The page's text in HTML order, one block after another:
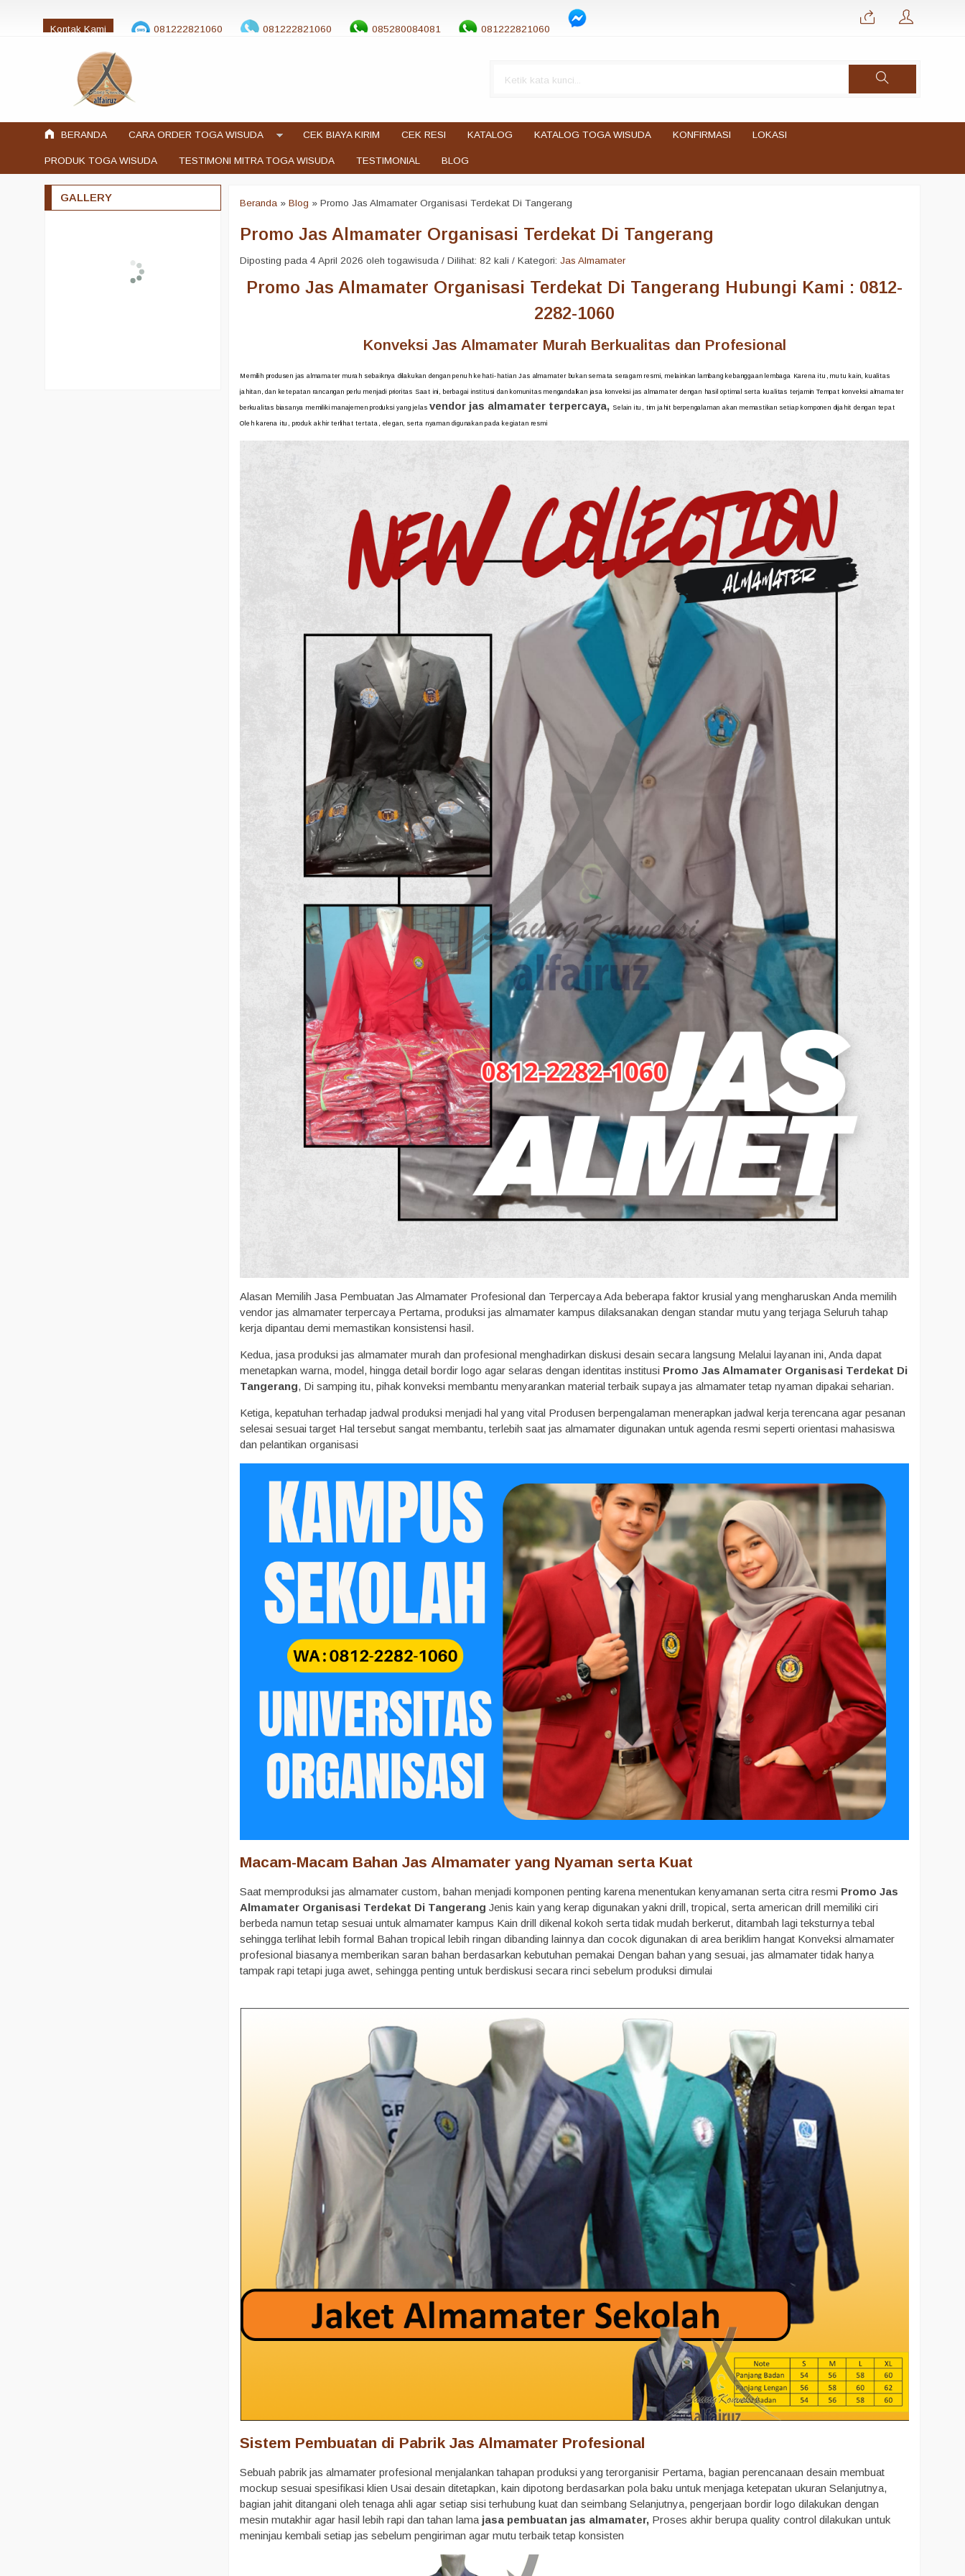
Kontak Kami 081222821060 081222821060 085280084081 081222821060
jualtogawisuda@gmail.com
BERANDA CARA ORDER TOGA WISUDA CEK BIAYA KIRIM CEK RESI KATALOG KATALOG TOGA WISUDA KONFIRMASI LOKASI
PRODUK TOGA WISUDA TESTIMONI MITRA TOGA WISUDA TESTIMONIAL BLOG
Beranda »Blog »Promo Jas Almamater Organisasi Terdekat Di Tangerang
Promo Jas Almamater Organisasi Terdekat Di Tangerang
Diposting pada 4 April 2026 oleh togawisuda / Dilihat: 82 kali / Kategori:Jas Almamater
Promo Jas Almamater Organisasi Terdekat Di Tangerang Hubungi Kami : 0812-
2282-1060
Konveksi Jas Almamater Murah Berkualitas dan Profesional
Memilih produsen jas almamater murah sebaiknya dilakukan dengan penuh kehati-hatian Jas almamater bukan semata seragam resmi, melainkan lambang kebanggaan lembaga Karena itu, mutu kain, kualitas
jahitan, dan ketepatan rancangan perlu menjadi prioritas Saat ini, berbagai institusi dan komunitas mengandalkan jasa konveksi jas almamater dengan hasil optimal serta kualitas terjamin Tempat konveksi almamater
berkualitas biasanya memiliki manajemen produksi yang jelasvendor jas almamater terpercaya, Selain itu, tim jahit berpengalaman akan memastikan setiap komponen dijahit dengan tepat
Oleh karena itu, produk akhir terlihat tertata, elegan, serta nyaman digunakan pada kegiatan resmi
Alasan Memilih Jasa Pembuatan Jas Almamater Profesional dan Terpercaya Ada beberapa faktor krusial yang mengharuskan Anda memilih
vendor jas almamater terpercaya Pertama, produksi jas almamater kampus dilaksanakan dengan standar mutu yang terjaga Seluruh tahap
kerja dipantau demi memastikan konsistensi hasil.
Kedua, jasa produksi jas almamater murah dan profesional menghadirkan diskusi desain secara langsung Melalui layanan ini, Anda dapat
menetapkan warna, model, hingga detail bordir logo agar selaras dengan identitas institusi Promo Jas Almamater Organisasi Terdekat Di
Tangerang, Di samping itu, pihak konveksi membantu menyarankan material terbaik supaya jas almamater tetap nyaman dipakai seharian.
Ketiga, kepatuhan terhadap jadwal produksi menjadi hal yang vital Produsen berpengalaman menerapkan jadwal kerja terencana agar pesanan
selesai sesuai target Hal tersebut sangat membantu, terlebih saat jas almamater digunakan untuk agenda resmi seperti orientasi mahasiswa
dan pelantikan organisasi
Macam-Macam Bahan Jas Almamater yang Nyaman serta Kuat
Saat memproduksi jas almamater custom, bahan menjadi komponen penting karena menentukan kenyamanan serta citra resmi Promo Jas
Almamater Organisasi Terdekat Di Tangerang Jenis kain yang kerap digunakan yakni drill, tropical, serta american drill memiliki ciri
berbeda namun tetap sesuai untuk almamater kampus Kain drill dikenal kokoh serta tidak mudah berkerut, ditambah lagi teksturnya tebal
sehingga terlihat lebih formal Bahan tropical lebih ringan dibanding lainnya dan cocok digunakan di area beriklim hangat Konveksi almamater
profesional biasanya memberikan saran bahan berdasarkan kebutuhan pemakai Dengan bahan yang sesuai, jas almamater tidak hanya
tampak rapi tetapi juga awet, sehingga penting untuk berdiskusi secara rinci sebelum produksi dimulai
Sistem Pembuatan di Pabrik Jas Almamater Profesional
Sebuah pabrik jas almamater profesional menjalankan tahapan produksi yang terorganisir Pertama, bagian perencanaan desain membuat
mockup sesuai spesifikasi klien Usai desain ditetapkan, kain dipotong berdasarkan pola baku untuk menjaga ketepatan ukuran Selanjutnya,
bagian jahit ditangani oleh tenaga ahli agar setiap sisi terhubung kuat dan seimbang Selanjutnya, pengerjaan bordir logo dilakukan dengan
mesin mutakhir agar hasil lebih rapi dan tahan lama jasa pembuatan jas almamater, Proses akhir berupa quality control dilakukan untuk
meninjau kembali setiap jas sebelum pengiriman agar mutu terbaik tetap konsisten
GALLERY